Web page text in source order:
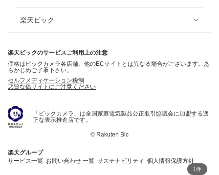
楽天ビック
楽天ビックのサービスご利用上の注意
価格はビックカメラ各店舗、他のECサイトとは異なる場合がございます。あ
らかじめご了承下さい。
セルフメディケーション税制
悪質な偽サイトにご注意ください
「ビックカメラ」は全国家庭電気製品公正取引協議会に加盟する適
正な表示推進店です。
© Rakuten Bic
楽天グループ
サービス一覧 お問い合わせ 一覧 サステナビリティ 個人情報保護方針
1件